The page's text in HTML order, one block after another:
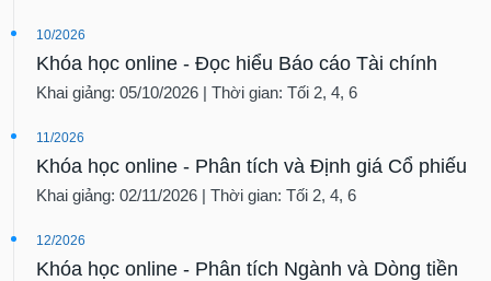
10/2026
Khóa học online - Đọc hiểu Báo cáo Tài chính
Khai giảng: 05/10/2026 | Thời gian: Tối 2, 4, 6
11/2026
Khóa học online - Phân tích và Định giá Cổ phiếu
Khai giảng: 02/11/2026 | Thời gian: Tối 2, 4, 6
12/2026
Khóa học online - Phân tích Ngành và Dòng tiền